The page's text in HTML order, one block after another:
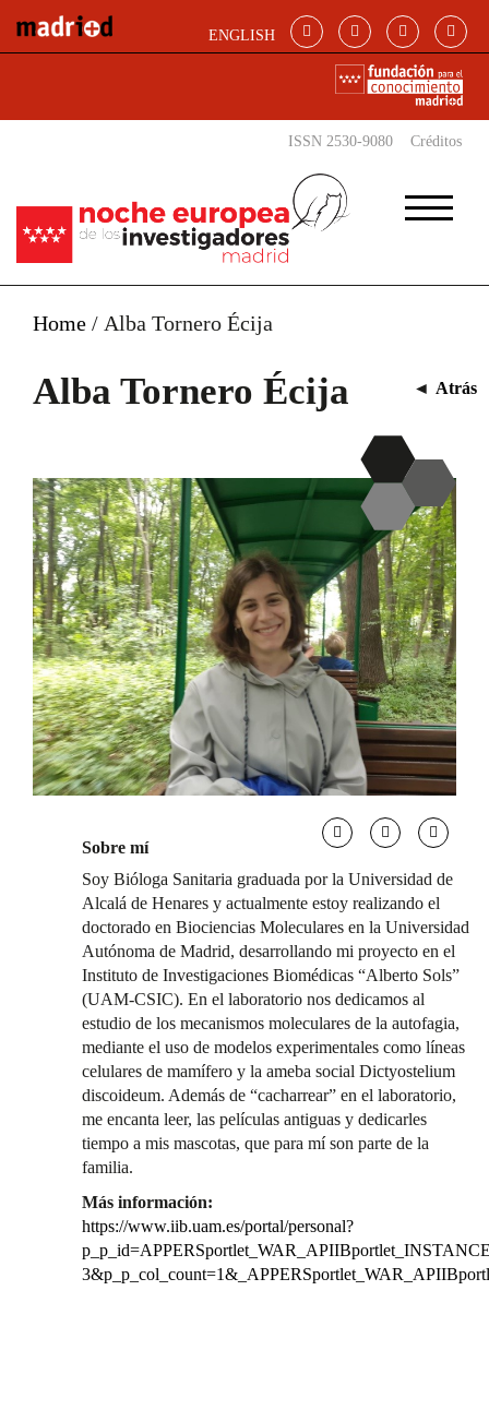
ENGLISH
ISSN 2530-9080 Créditos
Home / Alba Tornero Écija
Alba Tornero Écija ◄ Atrás
Sobre mí
Soy Bióloga Sanitaria graduada por la Universidad de
Alcalá de Henares y actualmente estoy realizando el
doctorado en Biociencias Moleculares en la Universidad
Autónoma de Madrid, desarrollando mi proyecto en el
Instituto de Investigaciones Biomédicas “Alberto Sols”
(UAM-CSIC). En el laboratorio nos dedicamos al
estudio de los mecanismos moleculares de la autofagia,
mediante el uso de modelos experimentales como líneas
celulares de mamífero y la ameba social Dictyostelium
discoideum. Además de “cacharrear” en el laboratorio,
me encanta leer, las películas antiguas y dedicarles
tiempo a mis mascotas, que para mí son parte de la
familia.
Más información:
https://www.iib.uam.es/portal/personal?